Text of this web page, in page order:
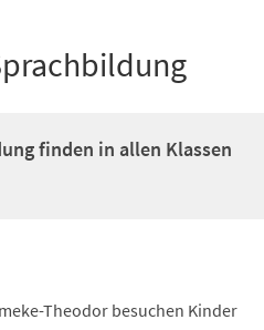
finden in allen Klassen
Theodor besuchen Kinder